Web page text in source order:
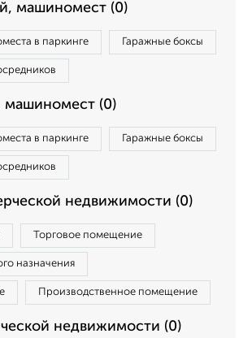
машиномест (0)
в паркинге Гаражные боксы
машиномест (0)
в паркинге Гаражные боксы
недвижимости (0)
Торговое помещение
назначения
Производственное помещение
недвижимости (0)